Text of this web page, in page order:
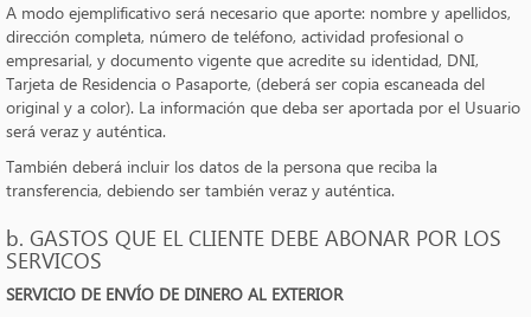
A modo ejemplificativo será necesario que aporte: nombre y apellidos,
dirección completa, número de teléfono, actividad profesional o
empresarial, y documento vigente que acredite su identidad, DNI,
Tarjeta de Residencia o Pasaporte, (deberá ser copia escaneada del
original y a color). La información que deba ser aportada por el Usuario
será veraz y auténtica.
También deberá incluir los datos de la persona que reciba la
transferencia, debiendo ser también veraz y auténtica.
b. GASTOS QUE EL CLIENTE DEBE ABONAR POR LOS
SERVICOS
SERVICIO DE ENVÍO DE DINERO AL EXTERIOR